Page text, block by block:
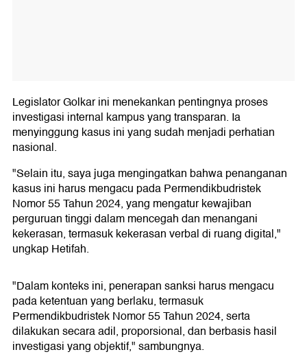
Legislator Golkar ini menekankan pentingnya proses
investigasi internal kampus yang transparan. Ia
menyinggung kasus ini yang sudah menjadi perhatian
nasional.
"Selain itu, saya juga mengingatkan bahwa penanganan
kasus ini harus mengacu pada Permendikbudristek
Nomor 55 Tahun 2024, yang mengatur kewajiban
perguruan tinggi dalam mencegah dan menangani
kekerasan, termasuk kekerasan verbal di ruang digital,"
ungkap Hetifah.
"Dalam konteks ini, penerapan sanksi harus mengacu
pada ketentuan yang berlaku, termasuk
Permendikbudristek Nomor 55 Tahun 2024, serta
dilakukan secara adil, proporsional, dan berbasis hasil
investigasi yang objektif," sambungnya.